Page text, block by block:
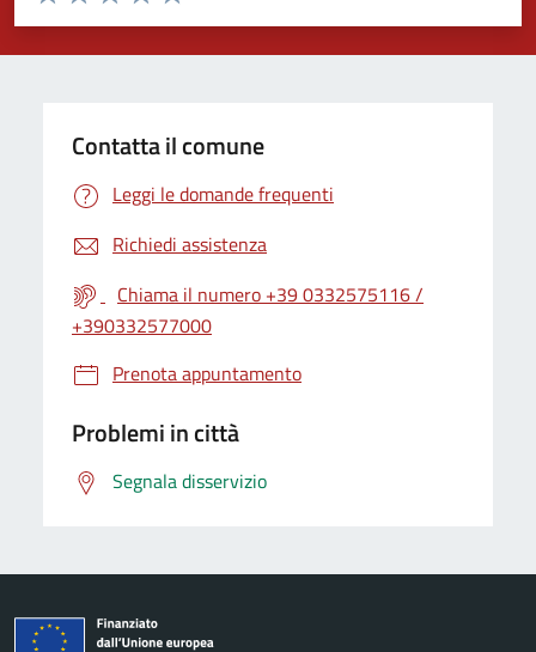
Valuta 5 stelle su 5
Valuta 4 stelle su 5
Valuta 3 stelle su 5
Valuta 2 stelle su 5
Valuta 1 stelle su 5
Contatta il comune
Leggi le domande frequenti
Richiedi assistenza
Chiama il numero +39 0332575116 /
+390332577000
Prenota appuntamento
Problemi in città
Segnala disservizio